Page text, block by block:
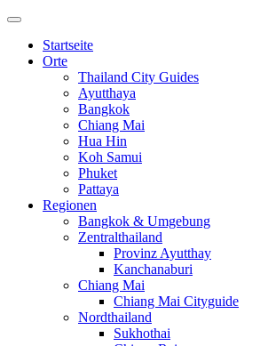
Startseite
Orte
Thailand City Guides
Ayutthaya
Bangkok
Chiang Mai
Hua Hin
Koh Samui
Phuket
Pattaya
Regionen
Bangkok & Umgebung
Zentralthailand
Provinz Ayutthay
Kanchanaburi
Chiang Mai
Chiang Mai Cityguide
Nordthailand
Sukhothai